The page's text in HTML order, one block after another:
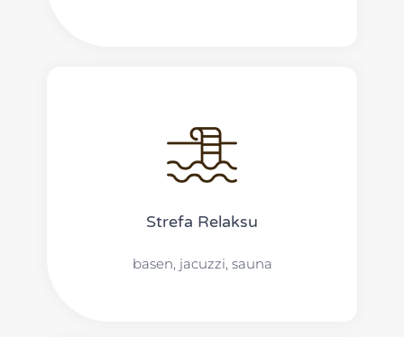
Strefa Relaksu
basen, jacuzzi, sauna